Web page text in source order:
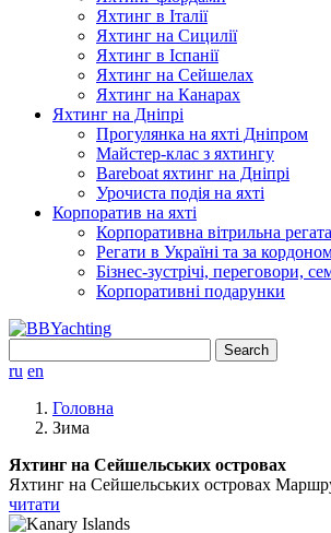
Яхтинг в Італії
Яхтинг на Сицилії
Яхтинг в Іспанії
Яхтинг на Сейшелах
Яхтинг на Канарах
Яхтинг на Дніпрі
Прогулянка на яхті Дніпром
Майстер-клас з яхтингу
Bareboat яхтинг на Дніпрі
Урочиста подія на яхті
Корпоратив на яхті
Корпоративна вітрильна регата
Регати в Україні та за
Бізнес-зустрічі, переговори,
Корпоративні подарунки
for:
ru en
Головна
Зима
Яхтинг на Сейшельських островах
Яхтинг на Сейшельських островах
читати